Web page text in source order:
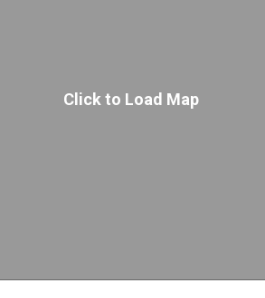
Click to Load Map